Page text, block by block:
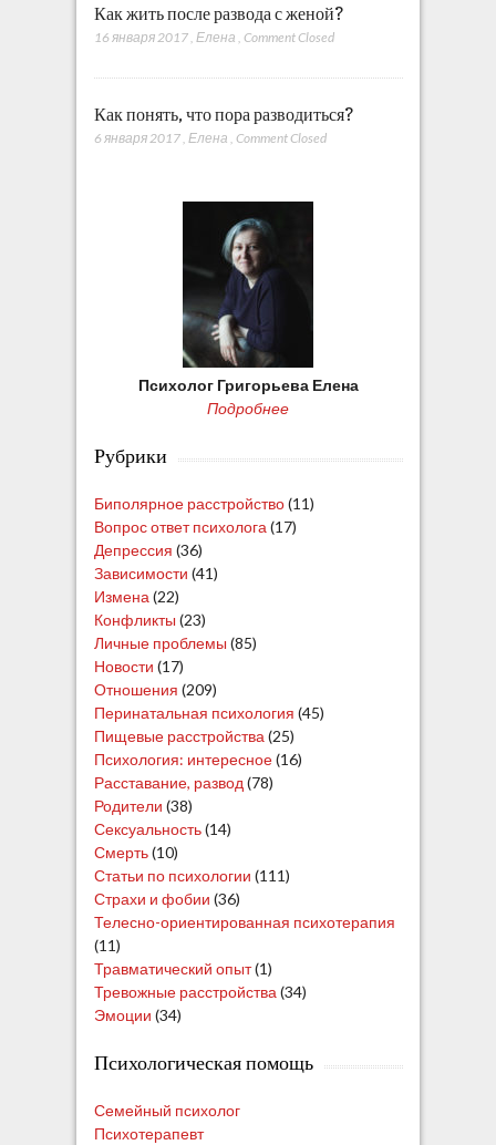
Как жить после развода с женой?
16 января 2017 Елена Comment Closed
Как понять, что пора разводиться?
6 января 2017 Елена Comment Closed
Психолог Григорьева Елена
Подробнее
Рубрики
Биполярное расстройство(11)
Вопрос ответ психолога (17)
Депрессия (36)
Зависимости (41)
Измена (22)
Конфликты (23)
Личные проблемы (85)
Новости (17)
Отношения (209)
Перинатальная психология (45)
Пищевые расстройства (25)
Психология: интересное(16)
Расставание, развод (78)
Родители (38)
Сексуальность(14)
Смерть(10)
Статьи по психологии (111)
Страхи и фобии (36)
Телесно-ориентированная психотерапия
(11)
Травматический опыт(1)
Тревожные расстройства (34)
Эмоции (34)
Психологическая помощь
Семейный психолог
Психотерапевт